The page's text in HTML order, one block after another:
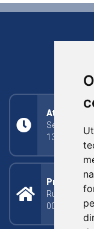
Segunda a
13h30min
Prefeitura
Rua Silva
000